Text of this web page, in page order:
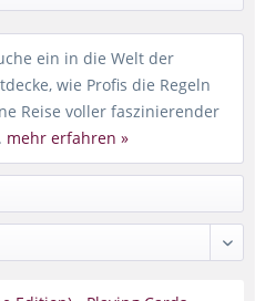
ein in die Welt der
wie Profis die Regeln
Reise voller faszinierender
mehr erfahren »